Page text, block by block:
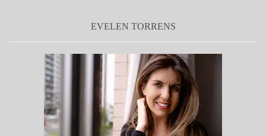
EVELEN TORRENS